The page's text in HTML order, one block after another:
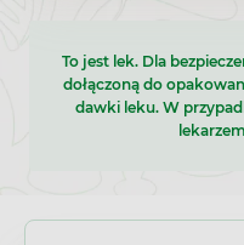
To jest lek. Dla
dołączoną do
dawki leku. W